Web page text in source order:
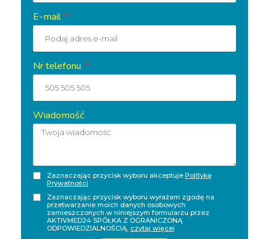
E-mail
Nr telefonu
Wiadomość
Zaznaczając przycisk wyboru akceptuje Politykę
Prywatności
Zaznaczając przycisk wyboru wyrażam zgodę na
przetwarzanie moich danych osobowych
zamieszczonych w niniejszym formularzu przez
AKTIVMED24 SPÓŁKA Z OGRANICZONĄ
ODPOWIEDZIALNOŚCIĄ, czytaj więcej